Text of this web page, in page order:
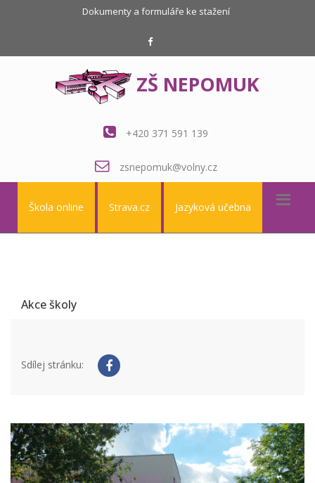
Dokumenty a formuláře ke stažení
ZŠ NEPOMUK
+420 371 591 139
zsnepomuk@volny.cz
Škola online Strava.cz Jazyková učebna
Akce školy
Sdílej stránku: